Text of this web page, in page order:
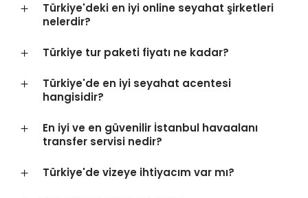
Türkiye'deki en iyi online seyahat şirketleri
nelerdir?
Türkiye tur paketi fiyatı ne kadar?
Türkiye'de en iyi seyahat acentesi
hangisidir?
En iyi ve en güvenilir İstanbul havaalanı
transfer servisi nedir?
Türkiye'de vizeye ihtiyacım var mı?